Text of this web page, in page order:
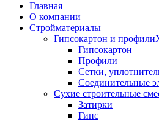
Главная
О компании
Стройматериалы
Гипсокартон и профили
Гипсокартон
Профили
Сетки,
Соединительные
Сухие строительные
Затирки
Гипс